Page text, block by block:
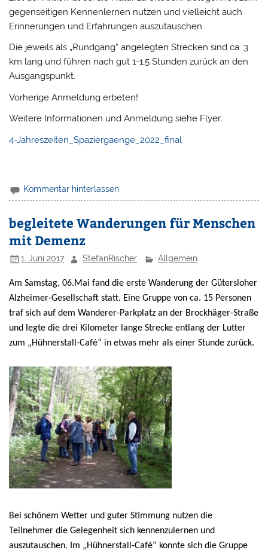
gegenseitigen Kennenlernen nutzen und vielleicht auch
Erinnerungen und Erfahrungen auszutauschen.
Die jeweils als „Rundgang“ angelegten Strecken sind ca. 3
km lang und führen nach gut 1-1,5 Stunden zurück an den
Ausgangspunkt.
Vorherige Anmeldung erbeten!
Weitere Informationen und Anmeldung siehe Flyer:
4-Jahreszeiten_Spaziergaenge_2022_final
Kommentar hinterlassen
begleitete Wanderungen für Menschen
mit Demenz
1. Juni 2017 StefanRischer Allgemein
Am Samstag, 06.Mai fand die erste Wanderung der Gütersloher
Alzheimer-Gesellschaft statt. Eine Gruppe von ca. 15 Personen
traf sich auf dem Wanderer-Parkplatz an der Brockhäger-Straße
und legte die drei Kilometer lange Strecke entlang der Lutter
zum „Hühnerstall-Café“ in etwas mehr als einer Stunde zurück.
Bei schönem Wetter und guter Stimmung nutzen die
Teilnehmer die Gelegenheit sich kennenzulernen und
auszutauschen. Im „Hühnerstall-Café“ konnte sich die Gruppe